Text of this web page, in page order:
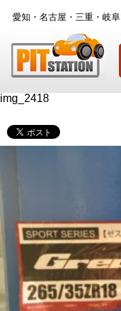
愛知・名古屋・三重・岐
img_2418